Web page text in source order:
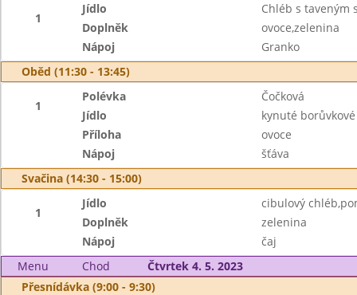
1
Jídlo
Chléb s taveným
Doplněk
ovoce,zelenina
Nápoj
Granko
Oběd (11:30 - 13:45)
1
Polévka
Čočková
Jídlo
kynuté
Příloha
ovoce
Nápoj
šťáva
Svačina (14:30 - 15:00)
1
Jídlo
cibulový
Doplněk
zelenina
Nápoj
čaj
Menu
Chod
Čtvrtek 4. 5. 2023
Přesnídávka (9:00 - 9:30)